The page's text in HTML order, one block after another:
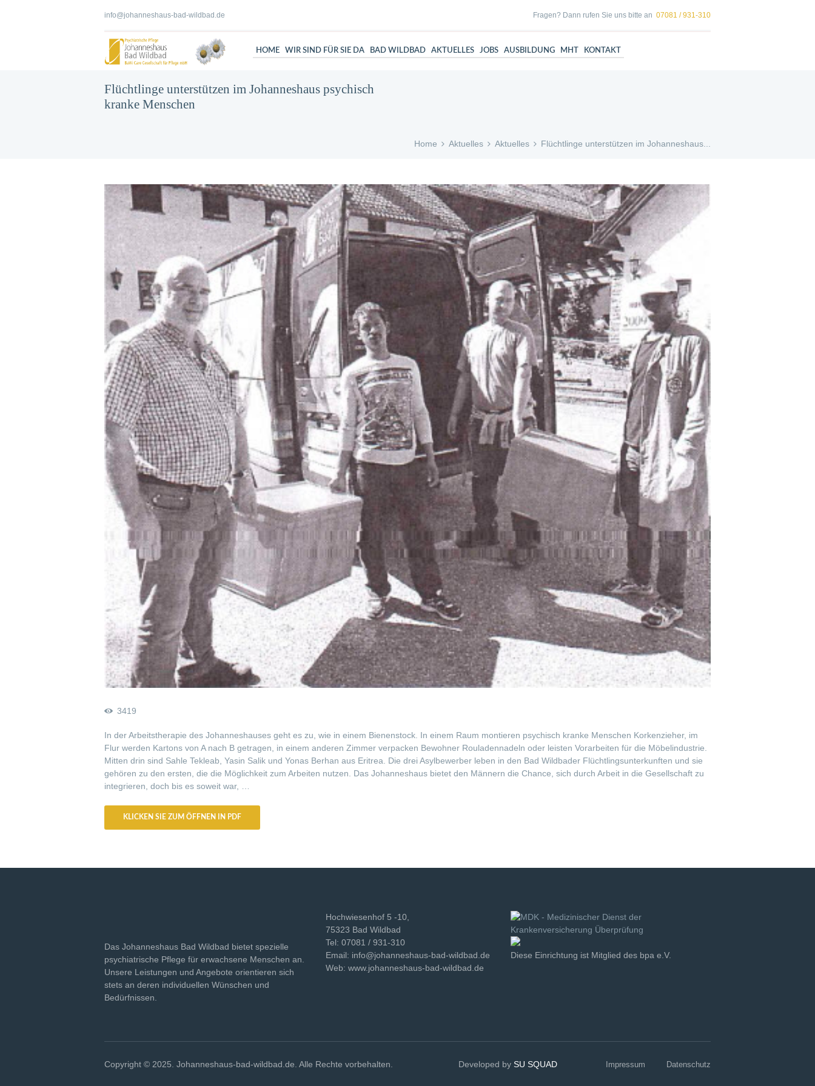
info@johanneshaus-bad-wildbad.de Fragen? Dann rufen Sie uns bitte an 07081 / 931-310
HOME WIR SIND FÜR SIE DA BAD WILDBAD AKTUELLES JOBS AUSBILDUNG MHT KONTAKT
Flüchtlinge unterstützen im Johanneshaus psychisch
kranke Menschen
Home Aktuelles Aktuelles Flüchtlinge unterstützen im Johanneshaus...
3419
In der Arbeitstherapie des Johanneshauses geht es zu, wie in einem Bienenstock. In einem Raum montieren psychisch kranke Menschen Korkenzieher, im
Flur werden Kartons von A nach B getragen, in einem anderen Zimmer verpacken Bewohner Rouladennadeln oder leisten Vorarbeiten für die Möbelindustrie.
Mitten drin sind Sahle Tekleab, Yasin Salik und Yonas Berhan aus Eritrea. Die drei Asylbewerber leben in den Bad Wildbader Flüchtlingsunterkunften und sie
gehören zu den ersten, die die Möglichkeit zum Arbeiten nutzen. Das Johanneshaus bietet den Männern die Chance, sich durch Arbeit in die Gesellschaft zu
integrieren, doch bis es soweit war, …
KLICKEN SIE ZUM ÖFFNEN IN PDF
Das Johanneshaus Bad Wildbad bietet spezielle
psychiatrische Pflege für erwachsene Menschen an.
Unsere Leistungen und Angebote orientieren sich
stets an deren individuellen Wünschen und
Bedürfnissen.
Hochwiesenhof 5 -10,
75323 Bad Wildbad
Tel: 07081 / 931-310
Email: info@johanneshaus-bad-wildbad.de
Web: www.johanneshaus-bad-wildbad.de
Diese Einrichtung ist Mitglied des bpa e.V.
Impressum Datenschutz
Copyright © 2025. Johanneshaus-bad-wildbad.de. Alle Rechte vorbehalten. Developed by SU SQUAD